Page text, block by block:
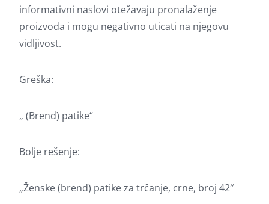
informativni naslovi otežavaju pronalaženje
proizvoda i mogu negativno uticati na njegovu
vidljivost.
Greška:
„ (Brend) patike“
Bolje rešenje:
„Ženske (brend) patike za trčanje, crne, broj 42″